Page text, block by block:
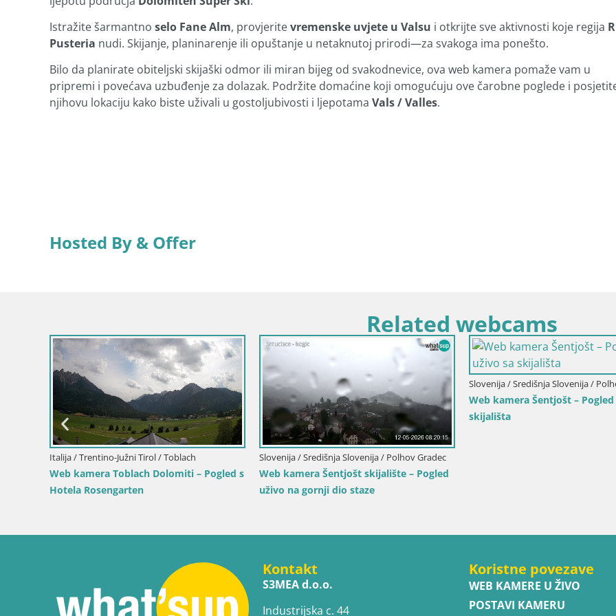
Istražite šarmantno selo Fane Alm, provjeritevremenske uvjete u Valsu i otkrijte sve aktivnosti koje regija
Pusteria nudi. Skijanje, planinarenje ili opuštanje u netaknutoj prirodi—za svakoga ima ponešto.
Bilo da planirate obiteljski skijaški odmor ili miran bijeg od svakodnevice, ova web kamera pomaže vam u
pripremi i povećava uzbuđenje za dolazak. Podržite domaćine koji omogućuju ove čarobne poglede i
njihovu lokaciju kako biste uživali u gostoljubivosti i ljepotama Vals / Valles.
Hosted By & Offer
Related webcams
Italija / Trentino-Južni Tirol / Rasen-Antholz
Web kamera Niederrasen / Kronplatz –
Pogled uživo iz doline Anterselva
Italija / Trentino-Južni Tirol / Rasen-Antholz
Web kamera Rasun / Kronplatz – Pogled
uživo iz doline Anterselva
Kontakt
S3MEA d.o.o.
Industrijska c. 44
Koristne povezave
WEB KAMERE U ŽIVO
POSTAVI KAMERU